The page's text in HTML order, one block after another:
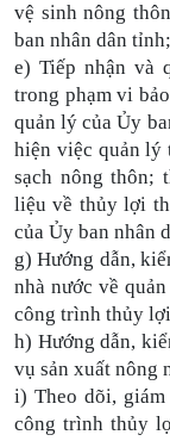
vệ sinh nông
ban nhân dân tỉnh;
e) Tiếp nhận và
trong phạm vi
quản lý của Ủy
hiện việc quản lý
sạch nông thôn;
liệu về thủy lợi
của Ủy ban nhân
g) Hướng dẫn,
nhà nước về
công trình thủy
h) Hướng dẫn,
vụ sản xuất nông
i) Theo dõi,
công trình thủy